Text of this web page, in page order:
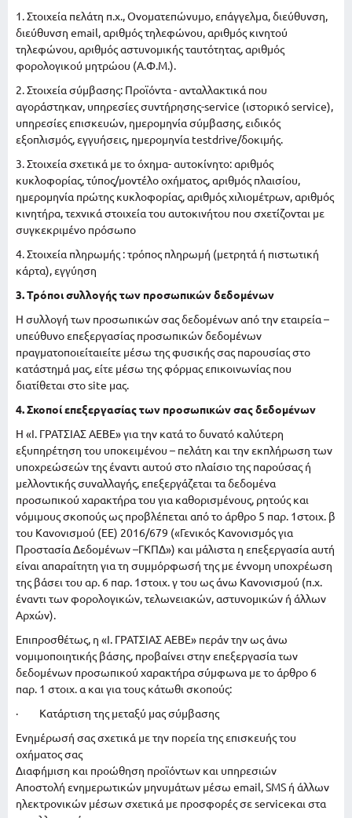
1. Στοιχεία πελάτη π.χ., Ονοματεπώνυμο, επάγγελμα, διεύθυνση,
διεύθυνση email, αριθμός τηλεφώνου, αριθμός κινητού
τηλεφώνου, αριθμός αστυνομικής ταυτότητας, αριθμός
φορολογικού μητρώου (Α.Φ.Μ.).
2. Στοιχεία σύμβασης: Προϊόντα - ανταλλακτικά που
αγοράστηκαν, υπηρεσίες συντήρησης-service (ιστορικό service),
υπηρεσίες επισκευών, ημερομηνία σύμβασης, ειδικός
εξοπλισμός, εγγυήσεις, ημερομηνία testdrive/δοκιμής.
3. Στοιχεία σχετικά με το όχημα- αυτοκίνητο: αριθμός
κυκλοφορίας, τύπος/μοντέλο οχήματος, αριθμός πλαισίου,
ημερομηνία πρώτης κυκλοφορίας, αριθμός χιλιομέτρων, αριθμός
κινητήρα, τεχνικά στοιχεία του αυτοκινήτου που σχετίζονται με
συγκεκριμένο πρόσωπο
4. Στοιχεία πληρωμής : τρόπος πληρωμή (μετρητά ή πιστωτική
κάρτα), εγγύηση
3. Τρόποι συλλογής των προσωπικών δεδομένων
Η συλλογή των προσωπικών σας δεδομένων από την εταιρεία –
υπεύθυνο επεξεργασίας προσωπικών δεδομένων
πραγματοποιείταιείτε μέσω της φυσικής σας παρουσίας στο
κατάστημά μας, είτε μέσω της φόρμας επικοινωνίας που
διατίθεται στο site μας.
4. Σκοποί επεξεργασίας των προσωπικών σας δεδομένων
Η «Ι. ΓΡΑΤΣΙΑΣ ΑΕΒΕ» για την κατά το δυνατό καλύτερη
εξυπηρέτηση του υποκειμένου – πελάτη και την εκπλήρωση των
υποχρεώσεών της έναντι αυτού στο πλαίσιο της παρούσας ή
μελλοντικής συναλλαγής, επεξεργάζεται τα δεδομένα
προσωπικού χαρακτήρα του για καθορισμένους, ρητούς και
νόμιμους σκοπούς ως προβλέπεται από το άρθρο 5 παρ. 1στοιχ. β
του Κανονισμού (ΕΕ) 2016/679 («Γενικός Κανονισμός για
Προστασία Δεδομένων –ΓΚΠΔ») και μάλιστα η επεξεργασία αυτή
είναι απαραίτητη για τη συμμόρφωσή της με έννομη υποχρέωση
της βάσει του αρ. 6 παρ. 1στοιχ. γ του ως άνω Κανονισμού (π.χ.
έναντι των φορολογικών, τελωνειακών, αστυνομικών ή άλλων
Αρχών).
Επιπροσθέτως, η «Ι. ΓΡΑΤΣΙΑΣ ΑΕΒΕ» περάν την ως άνω
νομιμοποιητικής βάσης, προβαίνει στην επεξεργασία των
δεδομένων προσωπικού χαρακτήρα σύμφωνα με το άρθρο 6
παρ. 1 στοιχ. α και για τους κάτωθι σκοπούς:
· Κατάρτιση της μεταξύ μας σύμβασης
Ενημέρωσή σας σχετικά με την πορεία της επισκευής του
οχήματος σας
Διαφήμιση και προώθηση προϊόντων και υπηρεσιών
Αποστολή ενημερωτικών μηνυμάτων μέσω email, SMS ή άλλων
ηλεκτρονικών μέσων σχετικά με προσφορές σε serviceκαι στα